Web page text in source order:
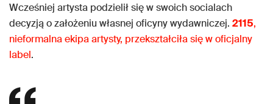
Wcześniej artysta podzielił się w swoich socialach
decyzją o założeniu własnej oficyny wydawniczej. 2115,
nieformalnaekipa artysty, przekształciła się w oficjalny
label.